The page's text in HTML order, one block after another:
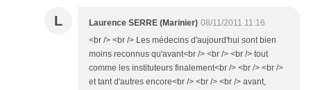
L Laurence SERRE (Marinier) 08/11/2011 11:16
<br /> <br /> Les médecins d'aujourd'hui sont bien
moins reconnus qu'avant<br /> <br /> <br /> tout
comme les instituteurs finalement<br /> <br /> <br />
et tant d'autres encore<br /> <br /> <br /> avant,